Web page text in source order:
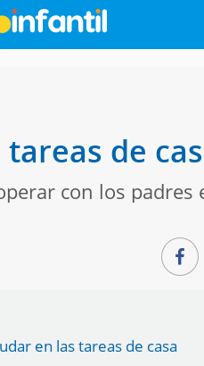
de
con los padres
en las tareas de casa